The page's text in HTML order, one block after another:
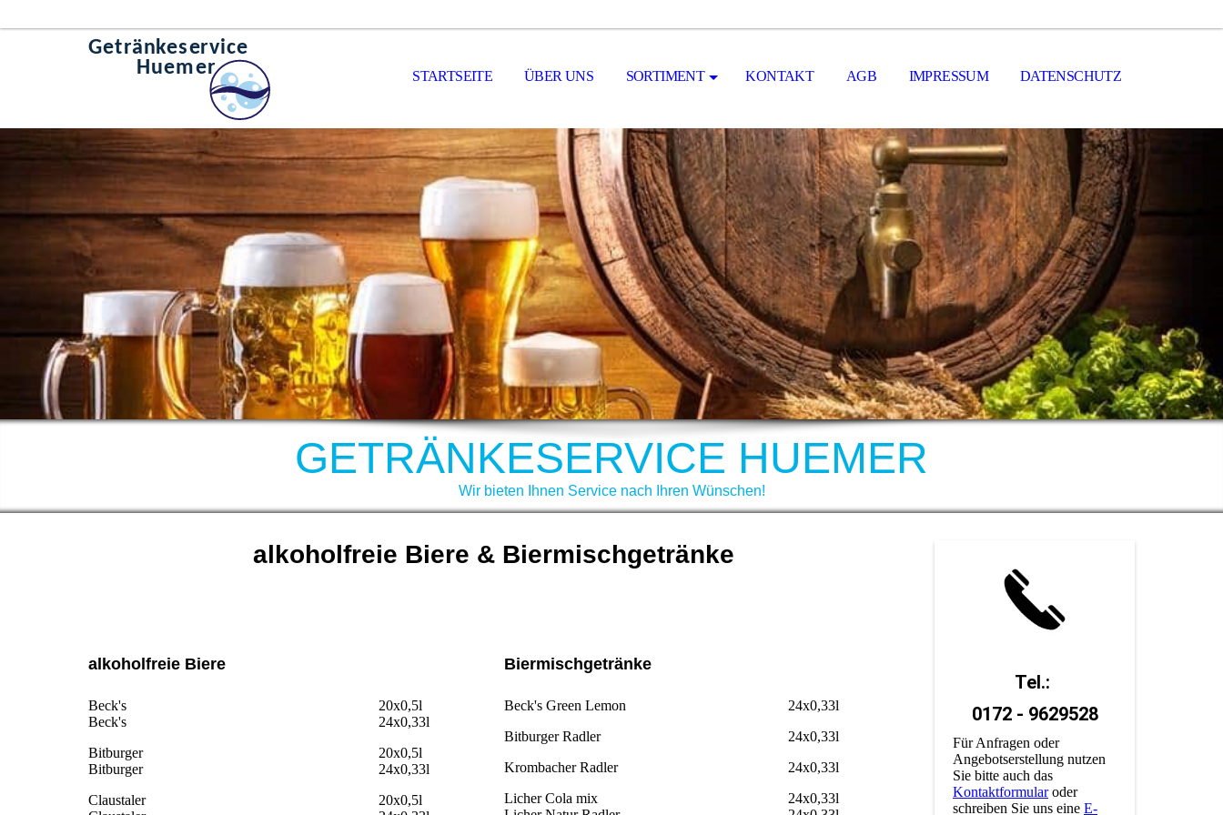
STARTSEITE ÜBER UNS SORTIMENT KONTAKT AGB IMPRESSUM DATENSCHUTZ
GETRÄNKESERVICE HUEMER
Wir bieten Ihnen Service nach Ihren Wünschen!
alkoholfreie Biere & Biermischgetränke
alkoholfreie Biere Biermischgetränke
Beck's
Beck's
Bitburger
Bitburger
Claustaler
20x0,5l
24x0,33l
20x0,5l
24x0,33l
20x0,5l
Beck's Green Lemon
Bitburger Radler
Krombacher Radler
Licher Cola mix
24x0,33l
24x0,33l
24x0,33l
24x0,33l
Tel.:
0172 - 9629528
Für Anfragen oder
Angebotserstellung nutzen
Sie bitte auch das
Kontaktformularoder
schreiben Sie uns eine E-